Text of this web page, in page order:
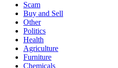
Scam
Buy and Sell
Other
Politics
Health
Agriculture
Furniture
Chemicals